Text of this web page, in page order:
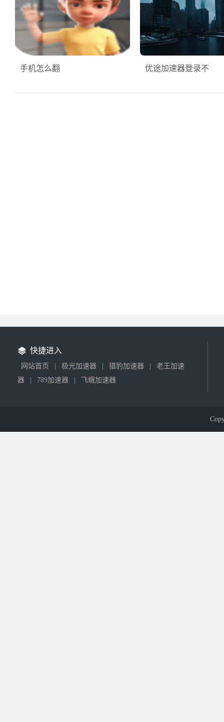
手机怎么翻 优途加速器登录不
快捷进入
网站首页 极光加速器 猎豹加速器
老王加速
器
789加速器 飞蛾加速器